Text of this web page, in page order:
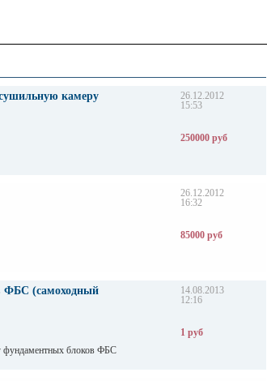
камеру
26.12.2012
15:53
250000 руб
26.12.2012
16:32
85000 руб
ФБС (самоходный
фундаментных блоков ФБС
14.08.2013
12:16
1 руб